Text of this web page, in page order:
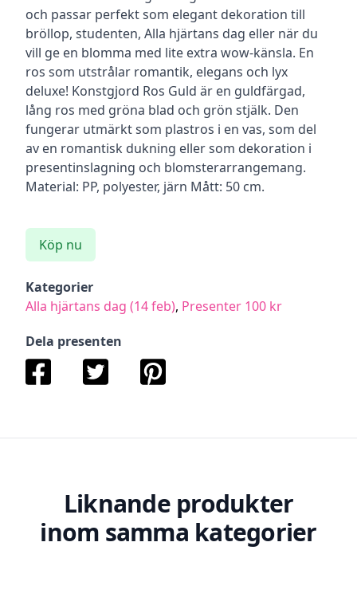
och passar perfekt som elegant dekoration till
bröllop, studenten, Alla hjärtans dag eller när du
vill ge en blomma med lite extra wow-känsla. En
ros som utstrålar romantik, elegans och lyx
deluxe! Konstgjord Ros Guld är en guldfärgad,
lång ros med gröna blad och grön stjälk. Den
fungerar utmärkt som plastros i en vas, som del
av en romantisk dukning eller som dekoration i
presentinslagning och blomsterarrangemang.
Material: PP, polyester, järn Mått: 50 cm.
Köp nu
Kategorier
Alla hjärtans dag (14 feb), Presenter 100 kr
Dela presenten
Liknande produkter
inom samma kategorier